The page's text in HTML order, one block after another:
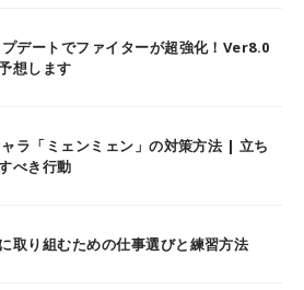
プデートでファイターが超強化！Ver8.0
想します
ャラ「ミェンミェン」の対策方法 | 立ち
べき行動
取り組むための仕事選びと練習方法